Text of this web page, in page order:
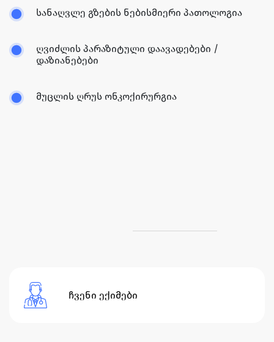
სანაღვლე გზების ნებისმიერი პათოლოგია
ღვიძლის პარაზიტული დაავადებები /
დაზიანებები
მუცლის ღრუს ონკოქირურგია
ჩვენი ექიმები